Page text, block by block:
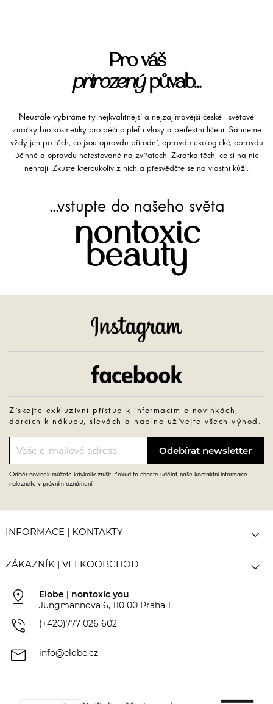
Pro váš
přirozenýpůvab...
Neustále vybíráme ty nejkvalitnější a nejzajímavější české i světové
značky bio kosmetiky pro péči o pleť i vlasy a perfektní líčení. Sáhneme
vždy jen po těch, co jsou opravdu přírodní, opravdu ekologické, opravdu
účinné a opravdu netestované na zvířatech. Zkrátka těch, co si na nic
nehrají. Zkuste kteroukoliv z nich a přesvědčte se na vlastní kůži.
...vstupte do našeho světa
nontoxic
beauty
Získejte exkluzivní přístup k informacím o novinkách,
dárcích k nákupu, slevách a naplno užívejte všech výhod.
Odběr novinek můžete kdykoliv zrušit. Pokud to chcete udělat, naše kontaktní informace
naleznete v právním oznámení.
INFORMACE | KONTAKTY 
ZÁKAZNÍK | VELKOOBCHOD 
pin_drop
Elobe | nontoxic you
Jungmannova 6, 110 00 Praha 1
phone_in_talk (+420)777 026 602
mail info@elobe.cz